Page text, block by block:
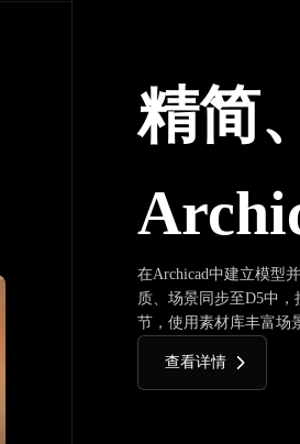
精简
在Archicad中建立模型
质、场景同步至D5中
节，使用素材库丰富场
查看详情